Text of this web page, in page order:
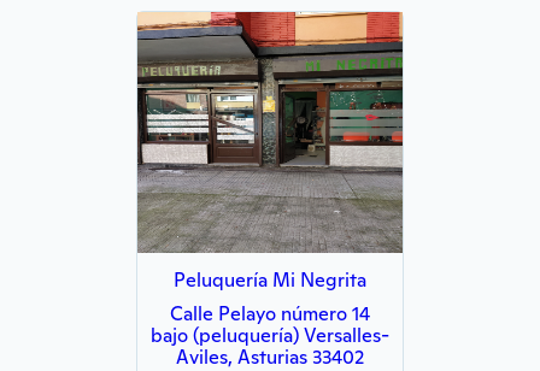
Peluquería Mi Negrita
Calle Pelayo número 14
bajo (peluquería) Versalles-
Aviles, Asturias 33402